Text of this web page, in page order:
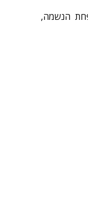
הנשמה,